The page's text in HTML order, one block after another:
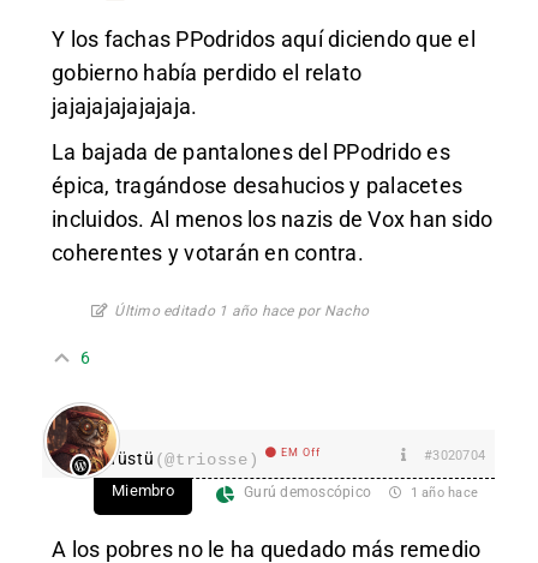
Y los fachas PPodridos aquí diciendo que el
gobierno había perdido el relato
jajajajajajajaja.
La bajada de pantalones del PPodrido es
épica, tragándose desahucios y palacetes
incluidos. Al menos los nazis de Vox han sido
coherentes y votarán en contra.
Último editado 1 año hace por Nacho
6
Tüstü (@triosse) EM Off #3020704
Miembro Gurú demoscópico 1 año hace
A los pobres no le ha quedado más remedio